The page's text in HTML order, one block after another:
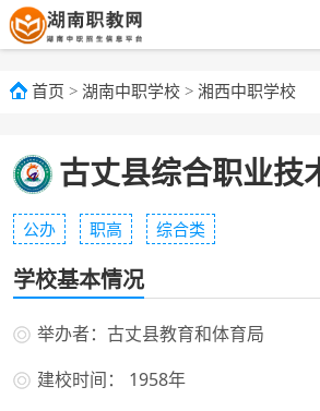
首页 > 湖南中职学校 > 湘西中职学校
古丈县综合职业技
公办 职高 综合类
学校基本情况
举办者：古丈县教育和体育局
建校时间： 1958年